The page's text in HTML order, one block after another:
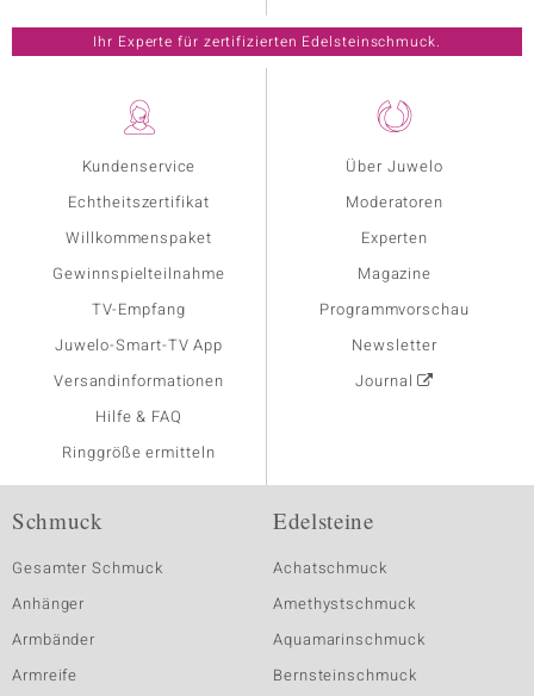
Kundenservice
Echtheitszertifikat
Willkommenspaket
Gewinnspielteilnahme
TV-Empfang
Juwelo-Smart-TV App
Versandinformationen
Hilfe & FAQ
Ringgröße ermitteln
Über Juwelo
Moderatoren
Experten
Magazine
Programmvorschau
Newsletter
Journal
Ihr Experte für zertifizierten Edelsteinschmuck.
Schmuck
Gesamter Schmuck
Anhänger
Armbänder
Armreife
Edelsteine
Achatschmuck
Amethystschmuck
Aquamarinschmuck
Bernsteinschmuck